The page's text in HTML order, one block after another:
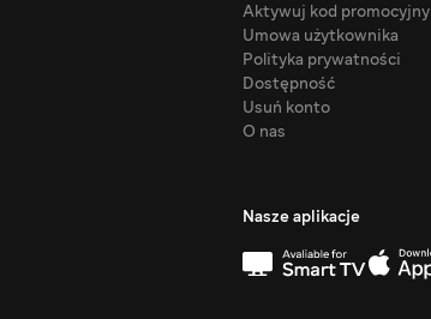
Aktywuj kod promocyjny
Umowa użytkownika
Polityka prywatności
Dostępność
Usuń konto
O nas
Nasze aplikacje